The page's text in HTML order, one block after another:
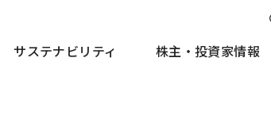
サステナビリティ 株主・投資家情報